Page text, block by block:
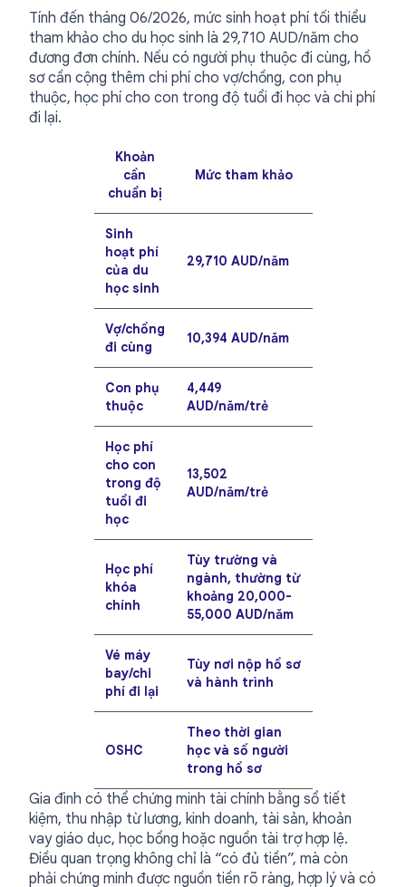
Tính đến tháng 06/2026, mức sinh hoạt phí tối thiểu
tham khảo cho du học sinh là 29,710 AUD/năm cho
đương đơn chính. Nếu có người phụ thuộc đi cùng, hồ
sơ cần cộng thêm chi phí cho vợ/chồng, con phụ
thuộc, học phí cho con trong độ tuổi đi học và chi phí
đi lại.
Khoản
cần
chuẩn bị
Mức tham khảo
Sinh
hoạt phí
của du
học sinh
29,710 AUD/năm
Vợ/chồng
đi cùng
10,394 AUD/năm
Con phụ
thuộc
4,449
AUD/năm/trẻ
Học phí
cho con
trong độ
tuổi đi
học
13,502
AUD/năm/trẻ
Học phí
khóa
chính
Tùy trường và
ngành, thường từ
khoảng 20,000-
55,000 AUD/năm
Vé máy
bay/chi
phí đi lại
Tùy nơi nộp hồ sơ
và hành trình
OSHC
Theo thời gian
học và số người
trong hồ sơ
Gia đình có thể chứng minh tài chính bằng sổ tiết
kiệm, thu nhập từ lương, kinh doanh, tài sản, khoản
vay giáo dục, học bổng hoặc nguồn tài trợ hợp lệ.
Điều quan trọng không chỉ là “có đủ tiền”, mà còn
phải chứng minh được nguồn tiền rõ ràng, hợp lý và có